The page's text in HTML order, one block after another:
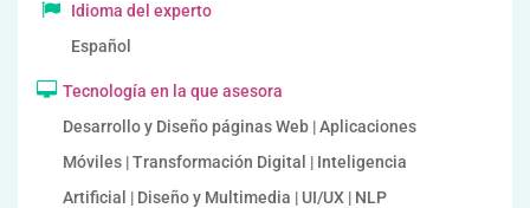
Idioma del experto
Español
Tecnología en la que asesora
Desarrollo y Diseño páginas Web | Aplicaciones
Móviles | Transformación Digital | Inteligencia
Artificial | Diseño y Multimedia | UI/UX | NLP